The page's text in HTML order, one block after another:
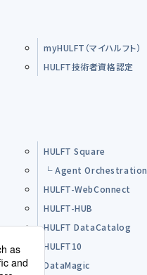
myHULFT（マイハルフト）
HULFT技術者資格認定
HULFT Square
└ Agent Orchestration
HULFT-WebConnect
HULFT-HUB
HULFT DataCatalog
HULFT10
DataMagic